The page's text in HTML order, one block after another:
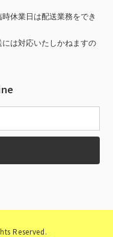
休業日は配送業務をでき
は対応いたしかねますの
Reserved.